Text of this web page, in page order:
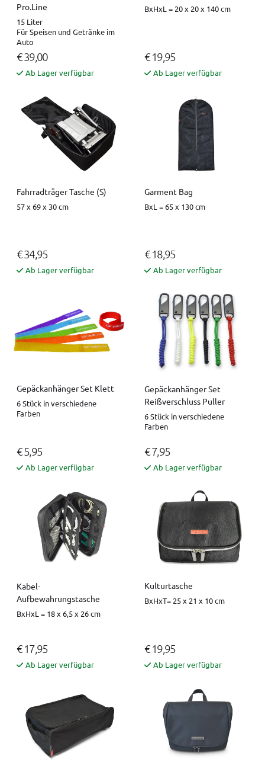
Pro.Line
15 Liter
Für Speisen und Getränke im
Auto
€ 39,00
Ab Lager verfügbar
BxHxL = 20 x 20 x 140 cm
€ 19,95
Ab Lager verfügbar
Fahrradträger Tasche (S)
57 x 69 x 30 cm
€ 34,95
Ab Lager verfügbar
Garment Bag
BxL = 65 x 130 cm
€ 18,95
Ab Lager verfügbar
Gepäckanhänger Set Klett
6 Stück in verschiedene
Farben
€ 5,95
Ab Lager verfügbar
Gepäckanhänger Set
Reißverschluss Puller
6 Stück in verschiedene
Farben
€ 7,95
Ab Lager verfügbar
Kabel-
Aufbewahrungstasche
BxHxL = 18 x 6,5 x 26 cm
€ 17,95
Ab Lager verfügbar
Kulturtasche
BxHxT= 25 x 21 x 10 cm
€ 19,95
Ab Lager verfügbar